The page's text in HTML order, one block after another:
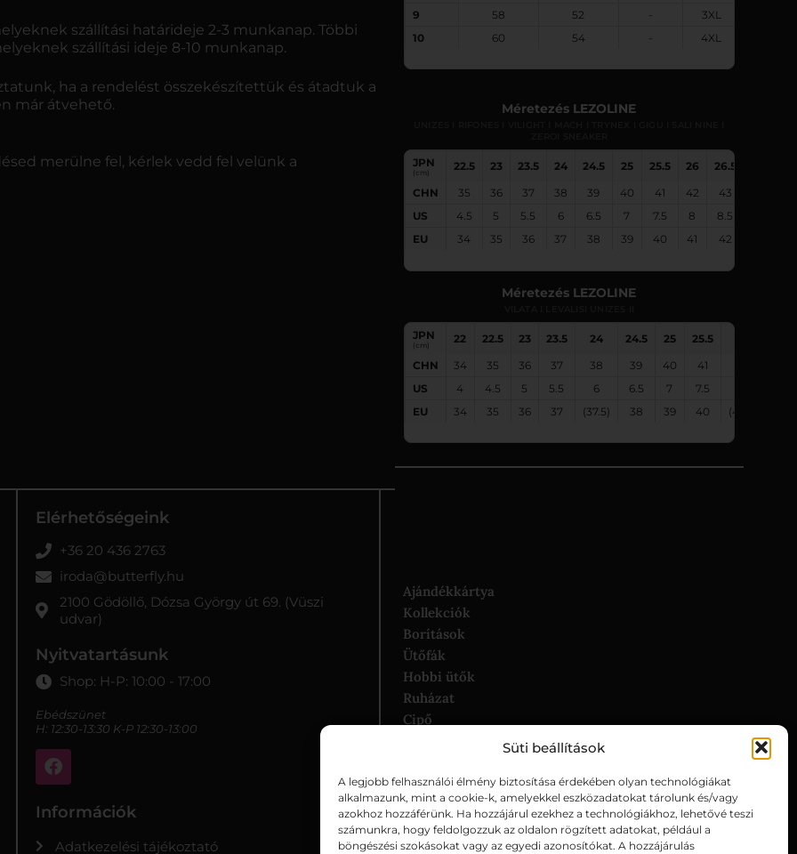
Süti beállítások
A legjobb felhasználói élmény biztosítása érdekében olyan technológiákat
alkalmazunk, mint a cookie-k, amelyekkel eszközadatokat tárolunk és/vagy
azokhoz hozzáférünk. Ha hozzájárul ezekhez a technológiákhoz, lehetővé teszi
számunkra, hogy feldolgozzuk az oldalon rögzített adatokat, például a
böngészési szokásokat vagy az egyedi azonosítókat. A hozzájárulás
szállítási határideje 2-3 munkanap. Többi
szállítási ideje 8-10 munkanap.
ha a rendelést összekészítettük és átadtuk a
már átvehető.
merülne fel, kérlek vedd fel velünk a
9
58 52 -
3XL
10
60 54 - 4XL
Méretezés LEZOLINE
JPN
(cm) 22.5 23 23.5 24 24.5 25 25.5 26 26.5
CHN
35 36 37 38 39 40 41 42 43
US
4.5 5 5.5 6 6.5 7 7.5 8 8.5
EU
34 35 36 37 38 39 40 41 42
Méretezés LEZOLINE
JPN
(cm) 22 22.5 23 23.5 24 24.5 25 25.5
CHN
34 35 36 37 38 39 40 41
US
4 4.5 5 5.5 6 6.5 7 7.5
EU
34 35 36 37 (37.5) 38 39 40 (40.5)
Elérhetőségeink
+36 20 436 2763
iroda@butterfly.hu
2100 Gödöllő, Dózsa György út 69. (Vüszi
udvar)
Nyitvatartásunk
Shop: H-P: 10:00 - 17:00
Ebédszünet
H: 12:30-13:30 K-P 12:30-13:00
Információk
Adatkezelési tájékoztató
Ajándékkártya
Kollekciók
Borítások
Ütőfák
Hobbi ütők
Ruházat
Cipő
Táskák és ütőtokok
Adogatógépek
Könyv
Kiegészítők
Akciós termékek